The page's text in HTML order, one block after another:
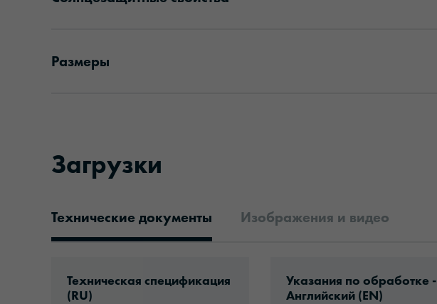
Размеры
Загрузки
Технические документы Изображения и видео
Техническая спецификация
(RU)
Указания по обработке -
Английский (EN)